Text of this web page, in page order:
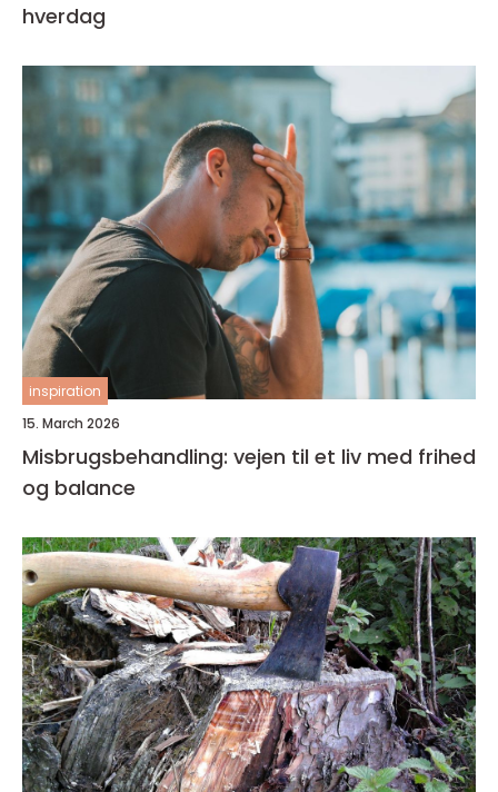
hverdag
inspiration
15. March 2026
Misbrugsbehandling: vejen til et liv med frihed
og balance